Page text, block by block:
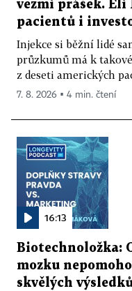
vezmi prášek.
pacientů i
Injekce si běžní lidé
průzkumů má k
z deseti amerických
7. 8. 2026 ▪ 4 min. čtení
16:13
Biotechnoložka:
mozku
skvělých